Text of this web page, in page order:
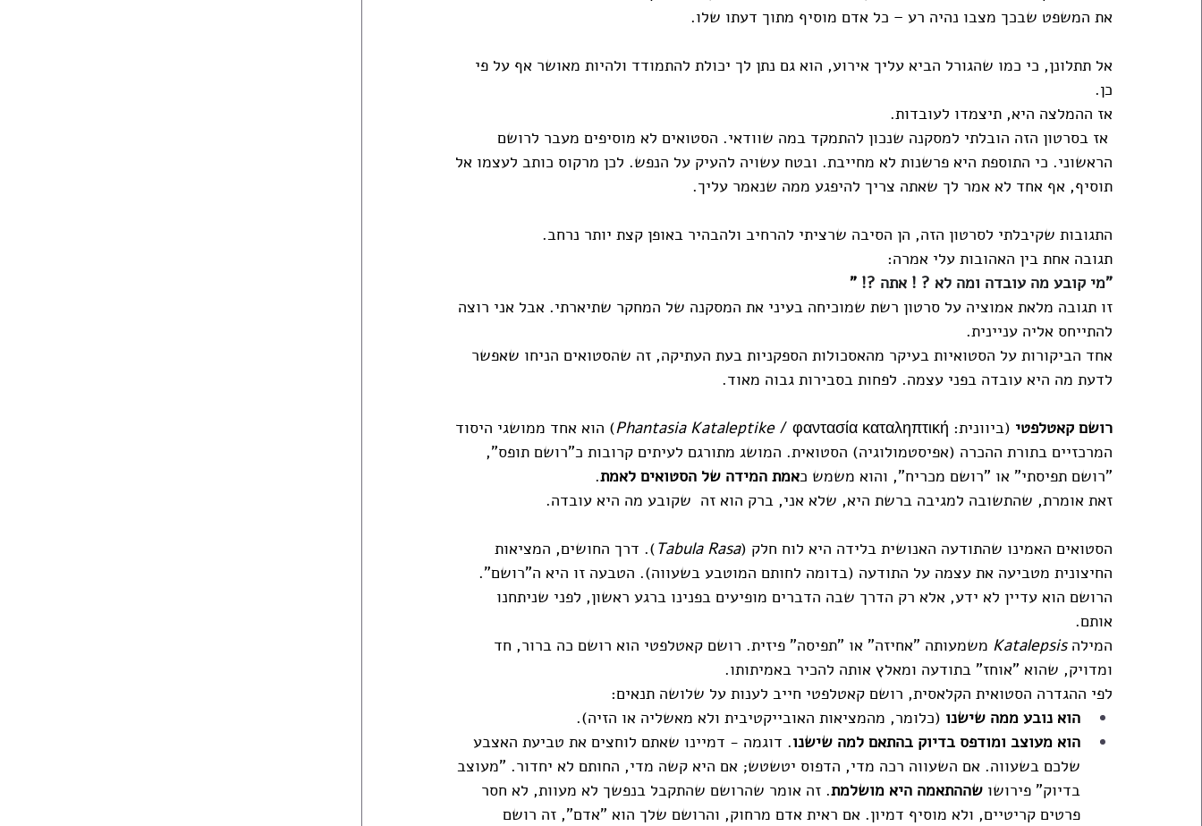
את המשפט שבכך מצבו נהיה רע – כל אדם מוסיף מתוך דעתו שלו.
אל תתלונן, כי כמו שהגורל הביא עליך אירוע, הוא גם נתן לך יכולת להתמודד ולהיות מאושר אף על פי
כן.
אז ההמלצה היא, תיצמדו לעובדות.
אז בסרטון הזה הובלתי למסקנה שנכון להתמקד במה שוודאי. הסטואים לא מוסיפים מעבר לרושם
הראשוני. כי התוספת היא פרשנות לא מחייבת. ובטח עשויה להעיק על הנפש. לכן מרקוס כותב לעצמו אל
תוסיף, אף אחד לא אמר לך שאתה צריך להיפגע ממה שנאמר עליך.
התגובות שקיבלתי לסרטון הזה, הן הסיבה שרציתי להרחיב ולהבהיר באופן קצת יותר נרחב.
תגובה אחת בין האהובות עלי אמרה:
"מי קובע מה עובדה ומה לא ? ! אתה ?! "
זו תגובה מלאת אמוציה על סרטון רשת שמוכיחה בעיני את המסקנה של המחקר שתיארתי. אבל אני רוצה
להתייחס אליה עניינית.
אחד הביקורות על הסטואיות בעיקר מהאסכולות הספקניות בעת העתיקה, זה שהסטואים הניחו שאפשר
לדעת מה היא עובדה בפני עצמה. לפחות בסבירות גבוה מאוד.
רושם קאטלפטי (ביוונית: Phantasia Kataleptike / φαντασία καταληπτική) הוא אחד ממושגי היסוד
המרכזיים בתורת ההכרה (אפיסטמולוגיה) הסטואית. המושג מתורגם לעיתים קרובות כ"רושם תופס",
"רושם תפיסתי" או "רושם מכריח", והוא משמש כאמת המידה של הסטואים לאמת.
זאת אומרת, שהתשובה למגיבה ברשת היא, שלא אני, ברק הוא זה  שקובע מה היא עובדה.
הסטואים האמינו שהתודעה האנושית בלידה היא לוח חלק (Tabula Rasa). דרך החושים, המציאות
החיצונית מטביעה את עצמה על התודעה (בדומה לחותם המוטבע בשעווה). הטבעה זו היא ה"רושם".
הרושם הוא עדיין לא ידע, אלא רק הדרך שבה הדברים מופיעים בפנינו ברגע ראשון, לפני שניתחנו
אותם.
המילה Katalepsis משמעותה "אחיזה" או "תפיסה" פיזית. רושם קאטלפטי הוא רושם כה ברור, חד
ומדויק, שהוא "אוחז" בתודעה ומאלץ אותה להכיר באמיתותו.
לפי ההגדרה הסטואית הקלאסית, רושם קאטלפטי חייב לענות על שלושה תנאים:
הוא נובע ממה שישנו (כלומר, מהמציאות האובייקטיבית ולא מאשליה או הזיה).
הוא מעוצב ומודפס בדיוק בהתאם למה שישנו. דוגמה - דמיינו שאתם לוחצים את טביעת האצבע
שלכם בשעווה. אם השעווה רכה מדי, הדפוס יטשטש; אם היא קשה מדי, החותם לא יחדור. "מעוצב
בדיוק" פירושו שההתאמה היא מושלמת. זה אומר שהרושם שהתקבל בנפשך לא מעוות, לא חסר
פרטים קריטיים, ולא מוסיף דמיון. אם ראית אדם מרחוק, והרושם שלך הוא "אדם", זה רושם